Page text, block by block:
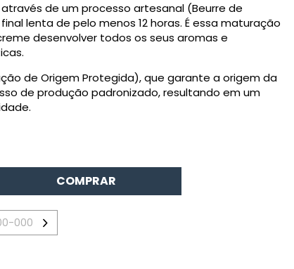
de um processo artesanal (Beurre de
lenta de pelo menos 12 horas. É essa maturação
desenvolver todos os seus aromas e
de Origem Protegida), que garante a origem da
de produção padronizado, resultando em um
COMPRAR
>